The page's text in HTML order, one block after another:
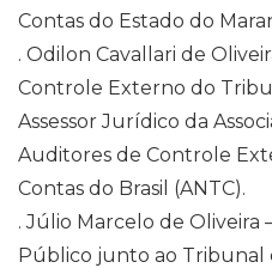
Contas do Estado do
. Odilon Cavallari de
Controle Externo do
Assessor Jurídico da
Auditores de Controle
Contas do Brasil (ANTC).
. Júlio Marcelo de Oliveira
Público junto ao Tribunal